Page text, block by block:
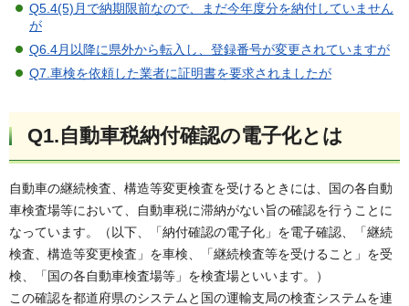
Q5.4(5)月で納期限前なので、まだ今年度分を納付していません
が
Q6.4月以降に県外から転入し、登録番号が変更されていますが
Q7.車検を依頼した業者に証明書を要求されましたが
Q1.自動車税納付確認の電子化とは
自動車の継続検査、構造等変更検査を受けるときには、国の各自動
車検査場等において、自動車税に滞納がない旨の確認を行うことに
なっています。（以下、「納付確認の電子化」を電子確認、「継続
検査、構造等変更検査」を車検、「継続検査等を受けること」を受
検、「国の各自動車検査場等」を検査場といいます。）
この確認を都道府県のシステムと国の運輸支局の検査システムを連